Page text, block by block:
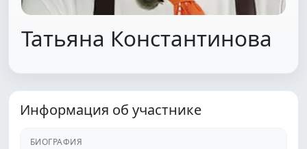
Татьяна Константинова
Информация об участнике
БИОГРАФИЯ